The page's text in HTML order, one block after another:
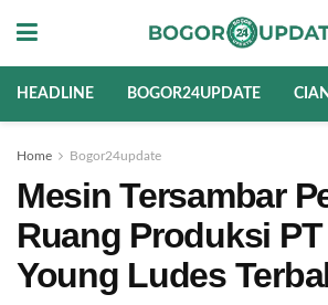
HEADLINE BOGOR24UPDATE
Home Bogor24update
Mesin Tersambar
Ruang Produksi
Young Ludes